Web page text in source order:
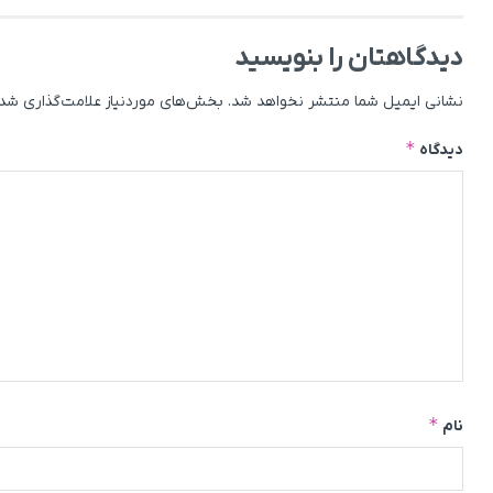
دیدگاهتان را بنویسید
نشانی ایمیل شما منتشر نخواهد شد. بخش‌های موردنیاز علامت‌گذاری
دیدگاه *
نام *